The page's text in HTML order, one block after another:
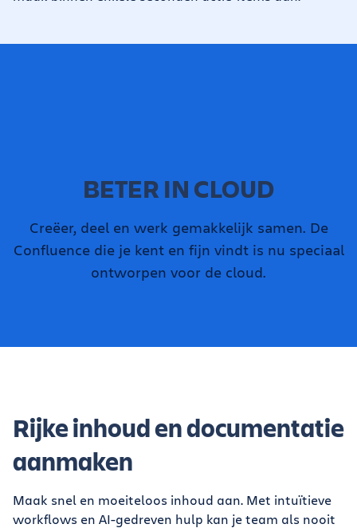
BETER IN CLOUD
Creëer, deel en werk gemakkelijk samen. De
Confluence die je kent en fijn vindt is nu speciaal
ontworpen voor de cloud.
Rijke inhoud en documentatie
aanmaken
Maak snel en moeiteloos inhoud aan. Met intuïtieve
workflows en AI-gedreven hulp kan je team als nooit